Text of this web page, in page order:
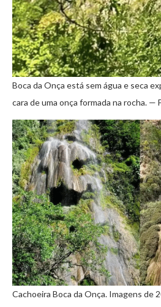
Boca da Onça está sem água e seca
cara de uma onça formada na rocha. —
Cachoeira Boca da Onça. Imagens de